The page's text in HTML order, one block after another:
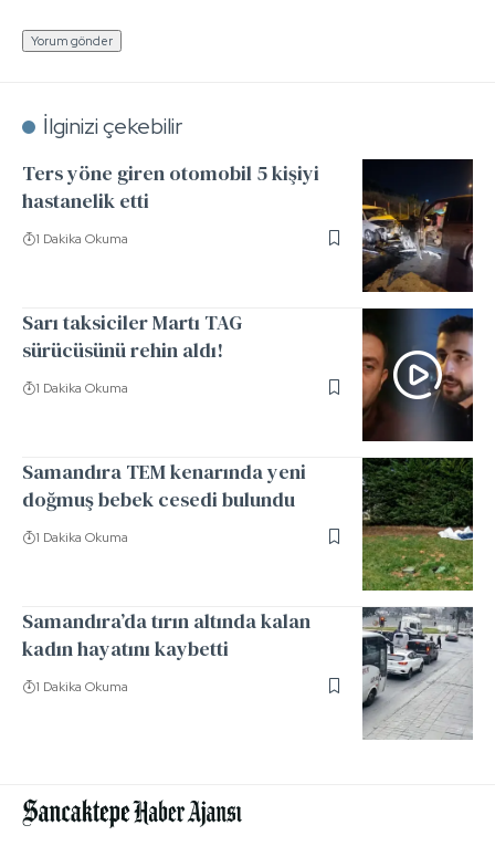
İlginizi çekebilir
Ters yöne giren otomobil 5 kişiyi
hastanelik etti
1 Dakika Okuma
Sarı taksiciler Martı TAG
sürücüsünü rehin aldı!
1 Dakika Okuma
Samandıra TEM kenarında yeni
doğmuş bebek cesedi bulundu
1 Dakika Okuma
Samandıra’da tırın altında kalan
kadın hayatını kaybetti
1 Dakika Okuma